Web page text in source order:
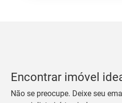
Encontrar imóvel
Não se preocupe. Deixe seu